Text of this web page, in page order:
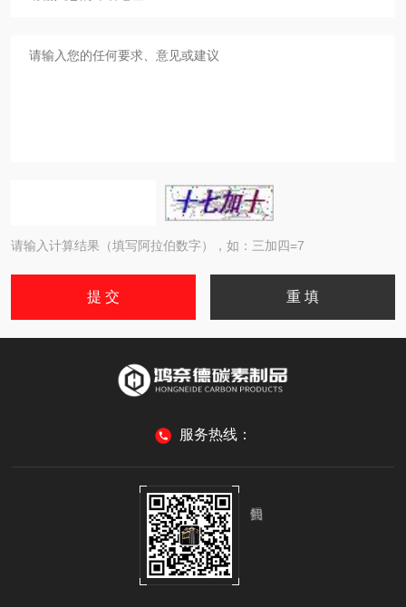
请输入计算结果（填写阿拉伯数字），如：三加四=7
服务热线：